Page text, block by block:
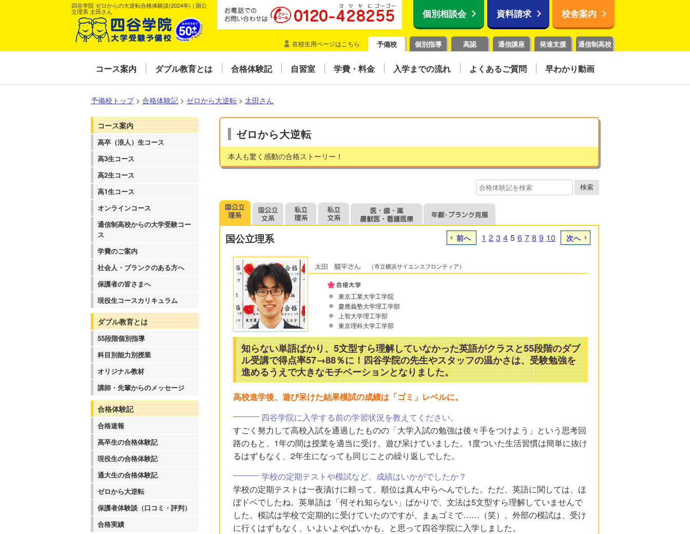
四谷学院 ゼロからの大逆転合格体験談(2024年) | 国公
立理系 太田さん
個別相談会 資料請求 校舎案内
在校生用ページはこちら 予備校 個別指導 高認 通信講座 発達支援 通信制高校
コース案内 ダブル教育とは 合格体験記 自習室 学費・料金 入学までの流れ よくあるご質問 早わかり動画
予備校トップ > 合格体験記 > ゼロから大逆転 > 太田さん
コース案内
高卒（浪人）生コース
高3生コース
高2生コース
高1生コース
オンラインコース
通信制高校からの大学受験コー
ス
学費のご案内
社会人・ブランクのある方へ
保護者の皆さまへ
現役生コースカリキュラム
ダブル教育とは
55段階個別指導
科目別能力別授業
オリジナル教材
講師・先輩からのメッセージ
合格体験記
合格速報
高卒生の合格体験記
現役生の合格体験記
通大生の合格体験記
ゼロから大逆転
保護者体験談（口コミ・評判）
合格実績
ゼロから大逆転
本人も驚く感動の合格ストーリー！
国公立理系 前へ 1 2 3 4 5 6 7 8 9 10 次へ
（市立横浜サイエンスフロンティア）
東京工業大学工学院
慶應義塾大学理工学部
上智大学理工学部
東京理科大学工学部
知らない単語ばかり、5文型すら理解していなかった英語がクラスと55段階のダブ
ル受講で得点率57→88％に！四谷学院の先生やスタッフの温かさは、受験勉強を
進めるうえで大きなモチベーションとなりました。
高校進学後、遊び呆けた結果模試の成績は「ゴミ」レベルに。
四谷学院に入学する前の学習状況を教えてください。
すごく努力して高校入試を通過したものの「大学入試の勉強は後々手をつけよう」という思考回
路のもと、1年の間は授業を適当に受け、遊び呆けていました。1度ついた生活習慣は簡単に抜け
るはずもなく、2年生になっても同じことの繰り返しでした。
学校の定期テストや模試など、成績はいかがでしたか？
学校の定期テストは一夜漬けに頼って、順位は真ん中らへんでした。ただ、英語に関しては、ほ
ぼドベでしたね。英単語は「何それ知らない」ばかりで、文法は5文型すら理解していませんで
した。模試は学校で定期的に受けていたのですが、まぁゴミで……（笑）。外部の模試は、受け
に行くはずもなく、いよいよやばいかも、と思って四谷学院に入学しました。